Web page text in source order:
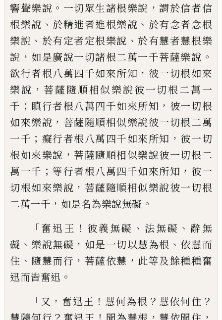
響聲樂說 。 一切眾生諸根樂說 ，謂於信者信
根樂說 、 於精進者進根樂說 、 於有念者念根
樂說 、 於有定者定根樂說 、 於有慧者慧根樂
說 ， 如是廣說一切諸根二萬一千菩薩樂說 。
欲行者根八萬四千如來所知 ， 彼一切根如來
樂說 ， 菩薩隨順相似樂說彼一切根二萬一
千 ； 瞋行者根八萬四千如來所知 ， 彼一切根
如來樂說 ， 菩薩隨順相似樂說彼一切根二萬
一千 ； 癡行者根八萬四千如來所知 ， 彼一切
根如來樂說 ， 菩薩隨順相似樂說彼一切根二
萬一千 ； 等行者根八萬四千如來所知 ， 彼一
切根如來樂說 ， 菩薩隨順相似樂說彼一切根
二萬一千 ， 如是名為樂說無礙 。
「奮迅王 ！ 彼義無礙 、 法無礙 、 辭無
礙 、 樂說無礙 ， 如是一切以慧為根 、 依慧而
住 、 隨慧而行 ， 菩薩依慧 ， 此等及餘種種奮
迅而皆奮迅 。
「又 ， 奮迅王 ！ 慧何為根 ？ 慧依何住 ？